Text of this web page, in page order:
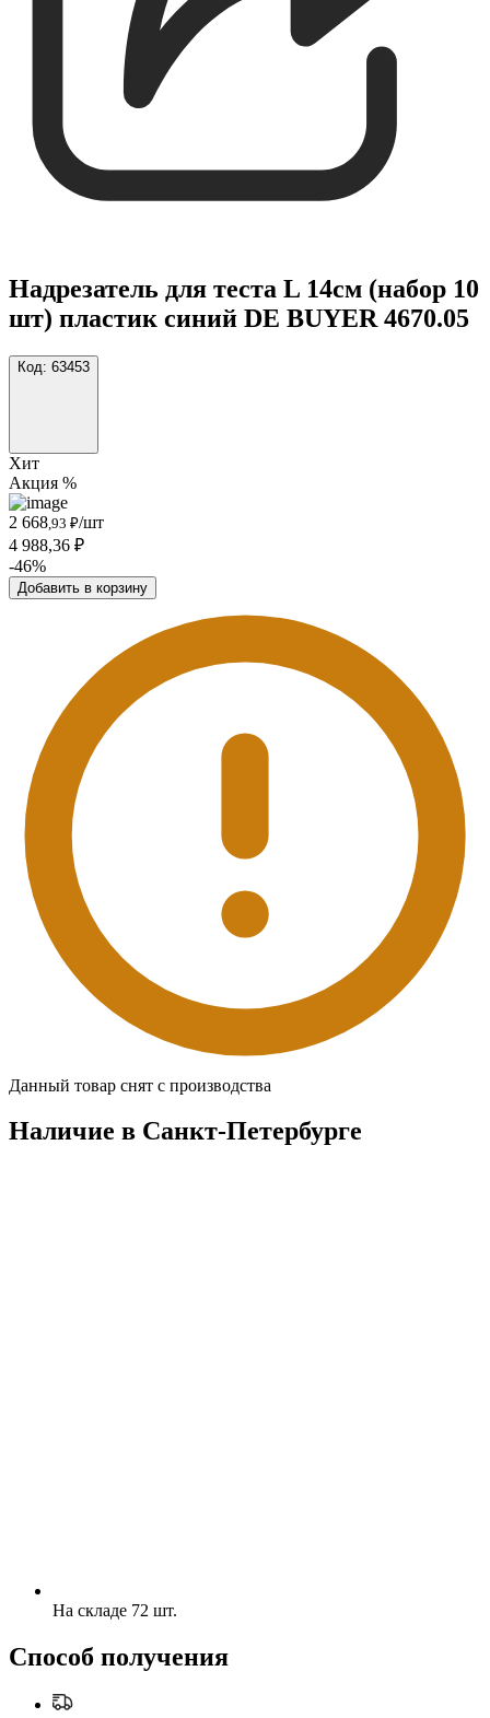
Надрезатель для теста L 14см (набор 10
шт) пластик синий DE BUYER 4670.05
Код: 63453
Хит
Акция %
2 668 ,93 ₽/шт
4 988,36 ₽
-46%
Добавить в корзину
Данный товар снят с производства
Наличие в Санкт-Петербургe
На складе 72 шт.
Способ получения